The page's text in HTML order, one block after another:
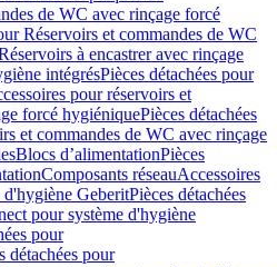
de WC avec rinçage forcé
Réservoirs et commandes de WC
à encastrer avec rinçage
intégrésPièces détachées pour
pour réservoirs et
forcé hygiéniquePièces détachées
et commandes de WC avec rinçage
Blocs d’alimentationPièces
Composants réseauAccessoires
d'hygiène GeberitPièces détachées
pour système d'hygiène
pour
détachées pour